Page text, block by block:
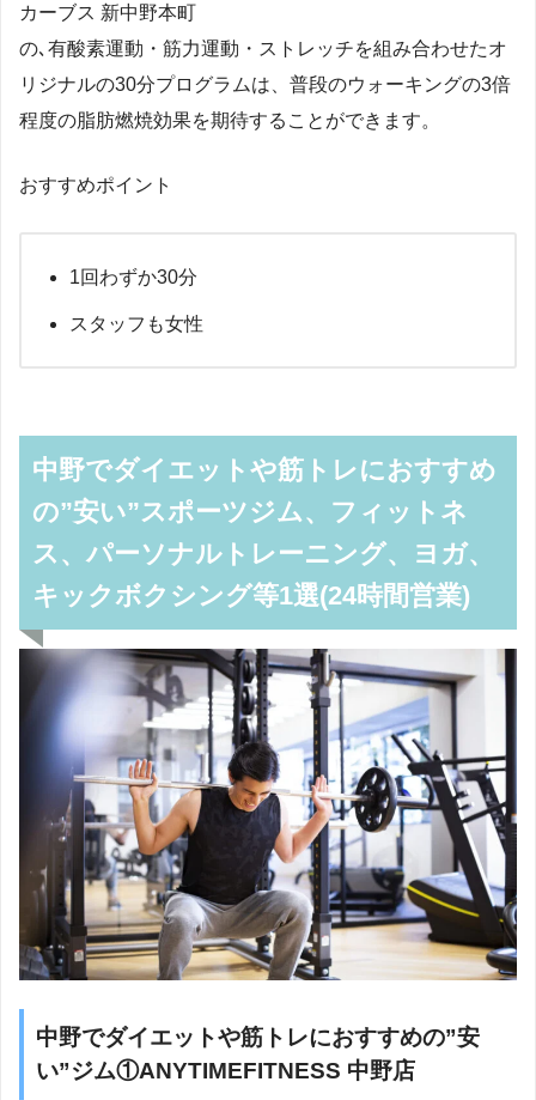
カーブス 新中野本町
の､有酸素運動・筋力運動・ストレッチを組み合わせたオ
リジナルの30分プログラムは、普段のウォーキングの3倍
程度の脂肪燃焼効果を期待することができます。
おすすめポイント
1回わずか30分
スタッフも女性
中野でダイエットや筋トレにおすすめ
の”安い”スポーツジム、フィットネ
ス、パーソナルトレーニング、ヨガ、
キックボクシング等1選(24時間営業)
中野でダイエットや筋トレにおすすめの”安
い”ジム①ANYTIMEFITNESS 中野店